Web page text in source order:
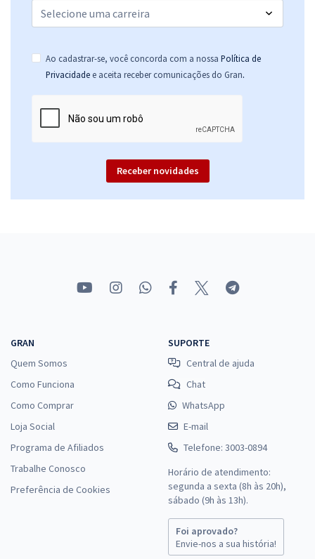
Ao cadastrar-se, você concorda com a nossa Política de
Privacidade e aceita receber comunicações do Gran.
Receber novidades
GRAN
Quem Somos
Como Funciona
Como Comprar
Loja Social
Programa de Afiliados
Trabalhe Conosco
Preferência de Cookies
SUPORTE
Central de ajuda
Chat
WhatsApp
E-mail
Telefone: 3003-0894
Horário de atendimento:
segunda a sexta (8h às 20h),
sábado (9h às 13h).
Foi aprovado?
Envie-nos a sua história!